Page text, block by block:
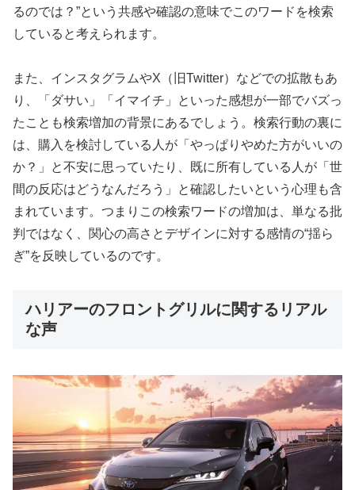
るのでは？”という共感や確認の意味でこのワードを検索
していると考えられます。
また、インスタグラムやX（旧Twitter）などでの拡散もあ
り、「ダサい」「イマイチ」といった感想が一部でバズっ
たことも検索増加の背景にあるでしょう。検索行動の裏に
は、購入を検討している人が「やっぱりやめた方がいいの
か？」と不安に思っていたり、既に所有している人が「世
間の反応はどうなんだろう」と確認したいという心理も含
まれています。つまりこの検索ワードの増加は、単なる批
判ではなく、関心の高さとデザインに対する感情の“揺ら
ぎ”を反映しているのです。
ハリアーのフロントグリルに関するリアル
な声